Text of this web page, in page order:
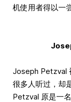
机使用者得以一
Joseph Petzval
很多人听过，却
Petzval 原是一